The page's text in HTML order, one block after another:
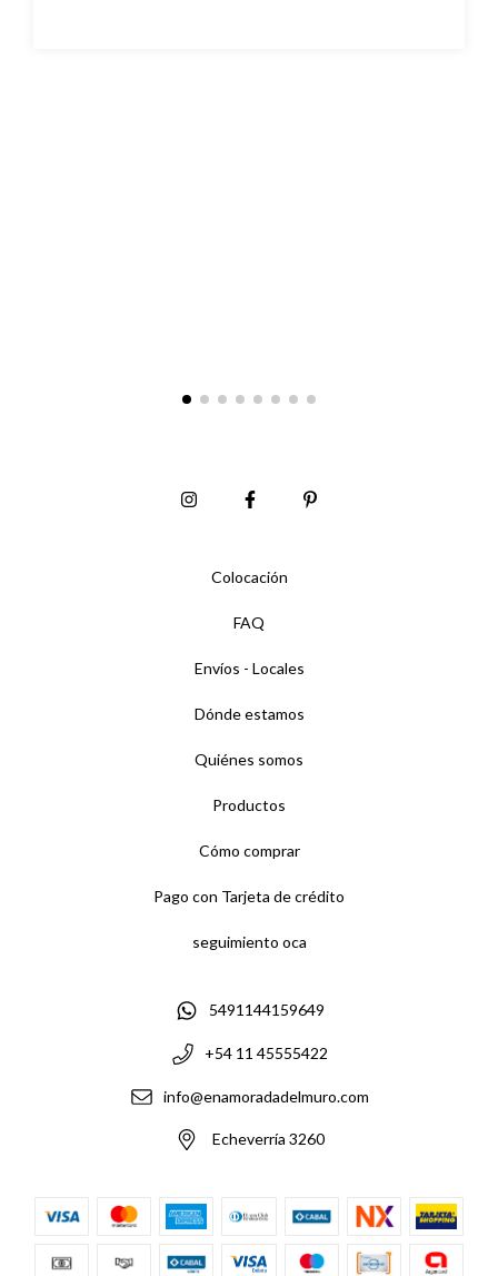
Colocación
FAQ
Envíos - Locales
Dónde estamos
Quiénes somos
Productos
Cómo comprar
Pago con Tarjeta de crédito
seguimiento oca
5491144159649
+54 11 45555422
info@enamoradadelmuro.com
Echeverría 3260